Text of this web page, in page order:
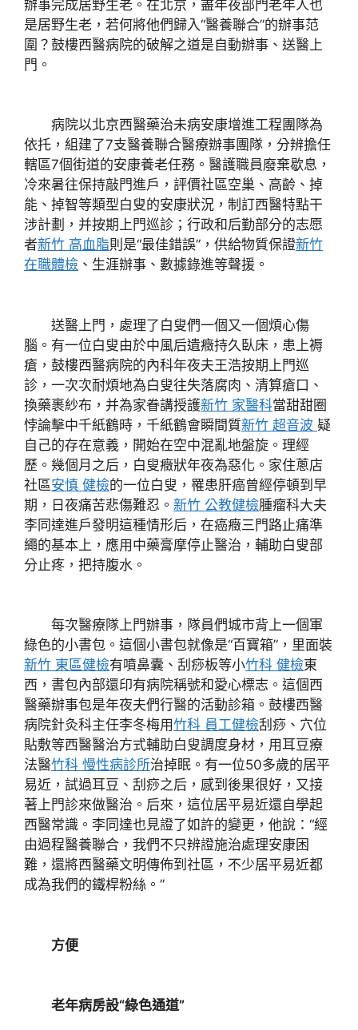
辦事完成居野生老。在北京，盡年夜部門老年人也
是居野生老，若何將他們歸入“醫養聯合”的辦事范
圍？鼓樓西醫病院的破解之道是自動辦事、送醫上
門。
病院以北京西醫藥治未病安康增進工程團隊為
依托，組建了7支醫養聯合醫療辦事團隊，分辨擔任
轄區7個街道的安康養老任務。醫護職員廢棄歇息，
冷來暑往保持敲門進戶，評價社區空巢、高齡、掉
能、掉智等類型白叟的安康狀況，制訂西醫特點干
涉計劃，并按期上門巡診；行政和后勤部分的志愿
者新竹 高血脂則是“最佳錯誤”，供給物質保證新竹
在職體檢 、生涯辦事、數據錄進等聲援。
送醫上門，處理了白叟們一個又一個煩心傷
腦。有一位白叟由於中風后遺癥持久臥床，患上褥
瘡，鼓樓西醫病院的內科年夜夫王浩按期上門巡
診，一次次耐煩地為白叟往失落腐肉、清算瘡口、
換藥裹紗布，并為家眷講授護新竹 家醫科當甜甜圈
悖論擊中千紙鶴時，千紙鶴會瞬間質新竹 超音波 疑
自己的存在意義，開始在空中混亂地盤旋。理經
歷。幾個月之后，白叟癥狀年夜為惡化。家住蔥店
社區安慎 健檢的一位白叟，罹患肝癌曾經停頓到早
期，日夜痛苦悲傷難忍。 新竹 公教健檢腫瘤科大夫
李同達進戶發明這種情形后，在癌癥三門路止痛準
繩的基本上，應用中藥膏摩停止醫治，輔助白叟部
分止疼，把持腹水。
每次醫療隊上門辦事，隊員們城市背上一個軍
綠色的小書包。這個小書包就像是“百寶箱”，里面裝
新竹 東區健檢有噴鼻囊、刮痧板等小竹科 健檢東
西，書包內部還印有病院稱號和愛心標志。這個西
醫藥辦事包是年夜夫們行醫的活動診箱。鼓樓西醫
病院針灸科主任李冬梅用竹科 員工健檢刮痧、穴位
貼敷等西醫醫治方式輔助白叟調度身材，用耳豆療
法醫竹科 慢性病診所治掉眠。有一位50多歲的居平
易近，試過耳豆、刮痧之后，感到後果很好，又接
著上門診來做醫治。后來，這位居平易近還自學起
西醫常識。李同達也見證了如許的變更，他說：“經
由過程醫養聯合，我們不只辨證施治處理安康困
難，還將西醫藥文明傳佈到社區，不少居平易近都
成為我們的鐵桿粉絲。”
方便
老年病房設“綠色通道”